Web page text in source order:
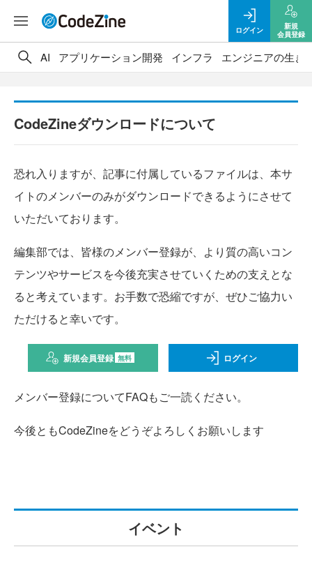
ログイン
新規
会員登録
AI アプリケーション開発 インフラ エンジニアの生き
CodeZineダウンロードについて
恐れ入りますが、記事に付属しているファイルは、本サ
イトのメンバーのみがダウンロードできるようにさせて
いただいております。
編集部では、皆様のメンバー登録が、より質の高いコン
テンツやサービスを今後充実させていくための支えとな
ると考えています。お手数で恐縮ですが、ぜひご協力い
ただけると幸いです。
新規会員登録 無料 ログイン
メンバー登録についてFAQもご一読ください。
今後ともCodeZineをどうぞよろしくお願いします
イベント